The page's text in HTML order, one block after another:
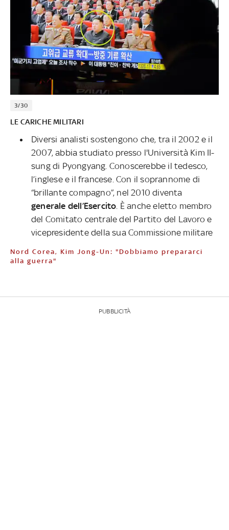
3/30
LE CARICHE MILITARI
Diversi analisti sostengono che, tra il 2002 e il
2007, abbia studiato presso l'Università Kim II-
sung di Pyongyang. Conoscerebbe il tedesco,
l’inglese e il francese. Con il soprannome di
“brillante compagno”, nel 2010 diventa
generale dell’Esercito . È anche eletto membro
del Comitato centrale del Partito del Lavoro e
vicepresidente della sua Commissione militare
Nord Corea, Kim Jong-Un: "Dobbiamo prepararci
alla guerra"
PUBBLICITÀ